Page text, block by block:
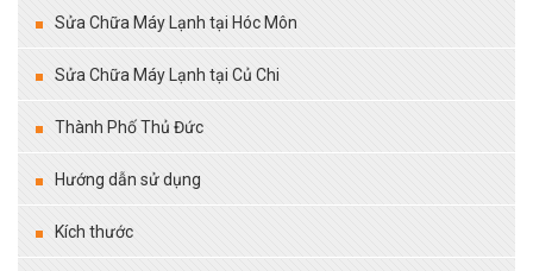
Sửa Chữa Máy Lạnh tại Hóc Môn
Sửa Chữa Máy Lạnh tại Củ Chi
Thành Phố Thủ Đức
Hướng dẫn sử dụng
Kích thước